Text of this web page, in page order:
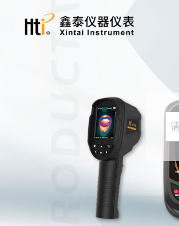
红外热成像仪
手持红外热成像仪
手机红外热成像仪
红外热成像模组
红外测温仪